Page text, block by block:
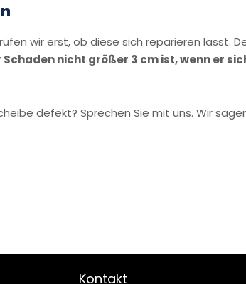
wir erst, ob diese sich reparieren lässt.
nicht größer 3 cm ist, wenn er
defekt? Sprechen Sie mit uns. Wir
Kontakt